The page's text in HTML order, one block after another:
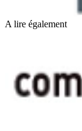
A lire également